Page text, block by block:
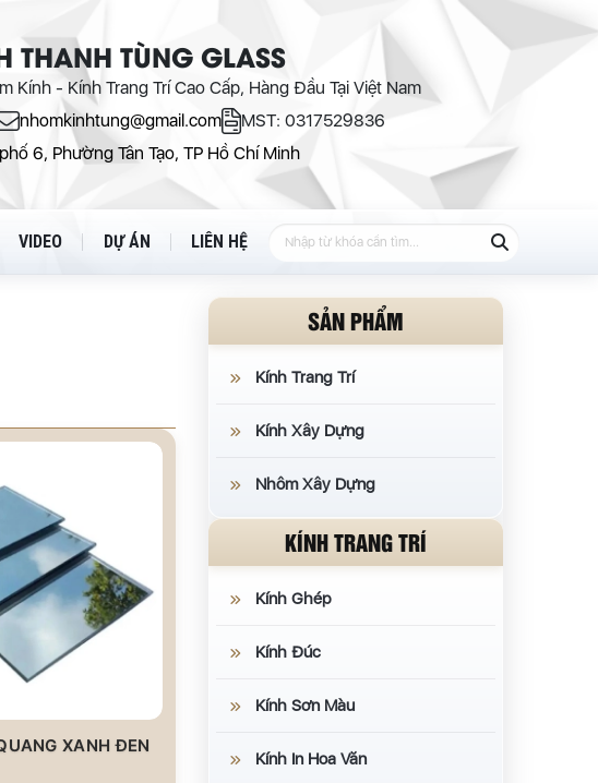
THANH TÙNG GLASS
Kính - Kính Trang Trí Cao Cấp, Hàng Đầu Tại Việt Nam
nhomkinhtung@gmail.com
MST: 0317529836
6, Phường Tân Tạo, TP Hồ Chí Minh
VIDEO DỰ ÁN LIÊN HỆ
XANH ĐEN
SẢN PHẨM
Kính Trang Trí
Kính Xây Dựng
Nhôm Xây Dựng
KÍNH TRANG TRÍ
Kính Ghép
Kính Đúc
Kính Sơn Màu
Kính In Hoa Văn